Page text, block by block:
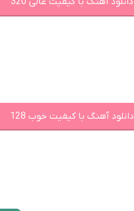
دانلود آهنگ با کیفیت خوب 128